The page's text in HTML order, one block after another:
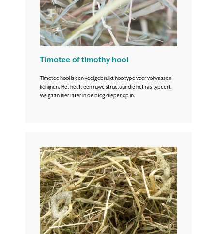
Timotee of timothy hooi
Timotee hooi is een veelgebruikt hooitype voor volwassen
konijnen. Het heeft een ruwe structuur die het ras typeert.
We gaan hier later in de blog dieper op in.